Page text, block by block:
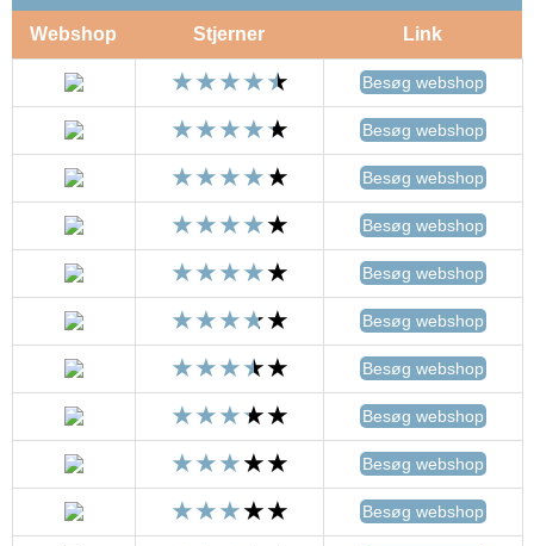
Webshop Stjerner Link
Besøg webshop
Besøg webshop
Besøg webshop
Besøg webshop
Besøg webshop
Besøg webshop
Besøg webshop
Besøg webshop
Besøg webshop
Besøg webshop